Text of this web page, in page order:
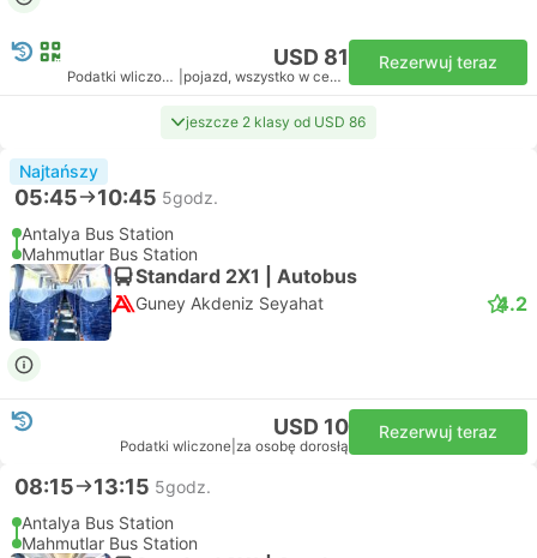
USD 81
Podatki wliczone pojazd, wszystko w cenie
Rezerwuj teraz
jeszcze 2 klasy od USD 86
Najtańszy
05:45 10:45 5godz.
Antalya Bus Station
Mahmutlar Bus Station
Standard 2X1 | Autobus
Guney Akdeniz Seyahat 4.2
USD 10
Podatki wliczone za osobę dorosłą
Rezerwuj teraz
08:15 13:15 5godz.
Antalya Bus Station
Mahmutlar Bus Station